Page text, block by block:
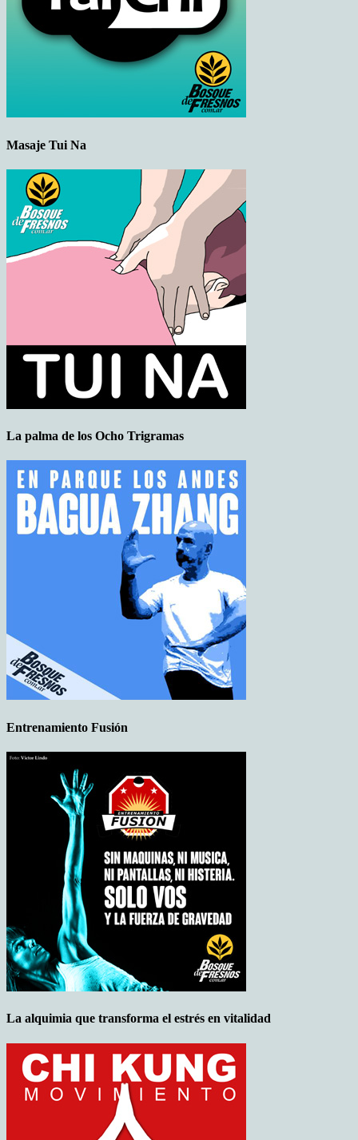
Masaje Tui Na
La palma de los Ocho Trigramas
Entrenamiento Fusión
La alquimia que transforma el estrés en vitalidad